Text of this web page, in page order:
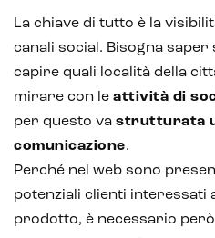
La chiave di tutto è la
canali social. Bisogna
capire quali località della
mirare con le attività di
per questo va strutturata
comunicazione.
Perché nel web sono
potenziali clienti interessati
prodotto, è necessario